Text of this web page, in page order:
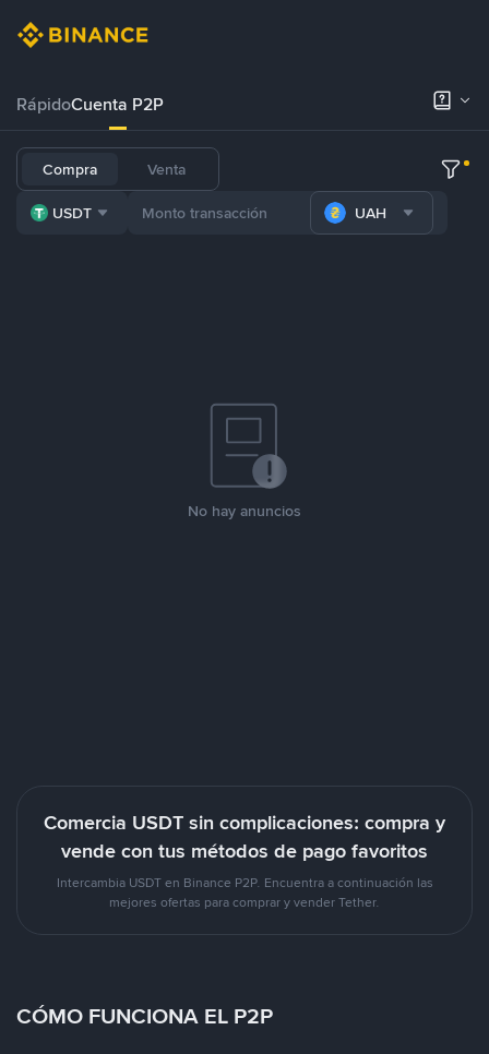
RápidoCuenta P2P
Compra Venta
USDT UAH
No hay anuncios
Comercia USDT sin complicaciones: compra y
vende con tus métodos de pago favoritos
Intercambia USDT en Binance P2P. Encuentra a continuación las
mejores ofertas para comprar y vender Tether.
CÓMO FUNCIONA EL P2P